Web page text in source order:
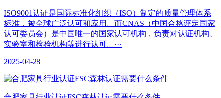
ISO9001认证是国际标准化组织（ISO）制定的质量管理体系
标准，被全球广泛认可和应用。而CNAS（中国合格评定国家
认可委员会）是中国唯一的国家认可机构，负责对认证机构、
实验室和检验机构等进行认可。···
2025-04-28